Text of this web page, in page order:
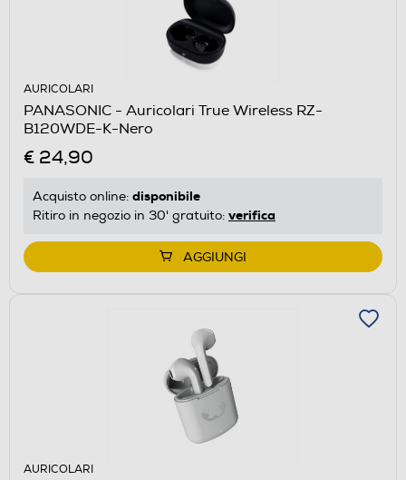
AURICOLARI
PANASONIC - Auricolari True Wireless RZ-
B120WDE-K-Nero
€ 24,90
Acquisto online: disponibile
Ritiro in negozio in 30' gratuito: verifica
AGGIUNGI
AURICOLARI